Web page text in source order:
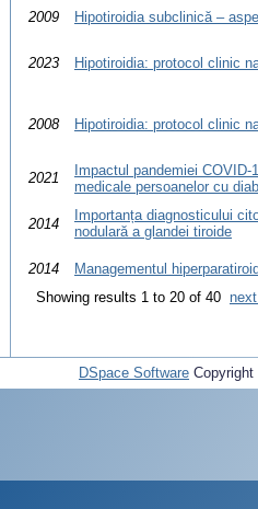
2009 Hipotiroidia subclinică –
2023 Hipotiroidia: protocol clinic
2008 Hipotiroidia: protocol clinic
2021
Impactul pandemiei
medicale persoanelor cu
2014
Importanța diagnosticului
nodulară a glandei tiroide
2014
Managementul
Showing results 1 to 20 of 40
DSpace Software